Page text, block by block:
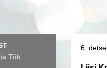
6.
Tiik